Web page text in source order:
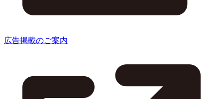
広告掲載のご案内